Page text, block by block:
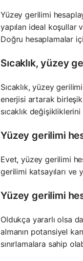
Yüzey gerilimi
yapılan ideal koşullar
Doğru hesaplamalar
Sıcaklık, yüzey
Sıcaklık, yüzey
enerjisi artarak
sıcaklık değişikliklerini
Yüzey gerilimi
Evet, yüzey gerilimi
gerilimi katsayıları
Yüzey gerilimi
Oldukça yararlı olsa
almanın potansiyel
sınırlamalara sahip